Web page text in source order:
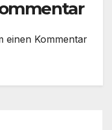
einen Kommentar